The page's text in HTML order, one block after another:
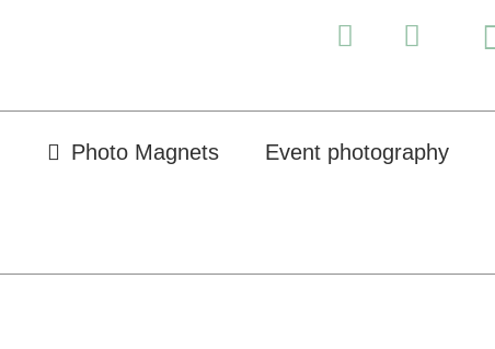
Event photography
Photo Magnets